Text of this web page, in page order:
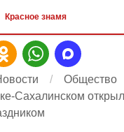
Красное знамя
Общество
Сахалинском